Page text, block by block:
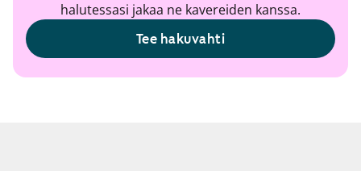
halutessasi jakaa ne kavereiden kanssa.
Tee hakuvahti